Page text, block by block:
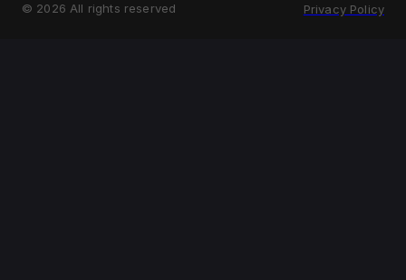
© 2026 All rights reserved Privacy Policy